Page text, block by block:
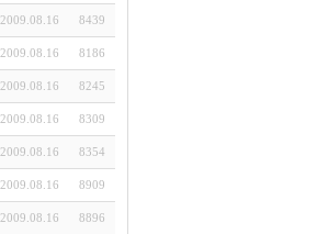
2009.08.16 8439
2009.08.16 8186
2009.08.16 8245
2009.08.16 8309
2009.08.16 8354
2009.08.16 8909
2009.08.16 8896